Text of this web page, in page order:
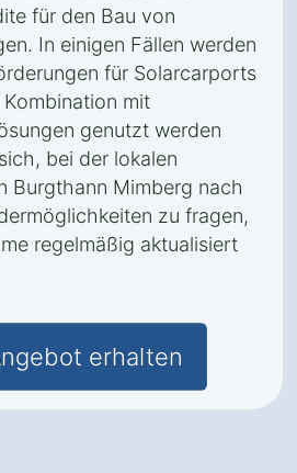
für den Bau von
In einigen Fällen werden
für Solarcarports
mit
genutzt werden
bei der lokalen
Burgthann Mimberg nach
zu fragen,
regelmäßig aktualisiert
erhalten